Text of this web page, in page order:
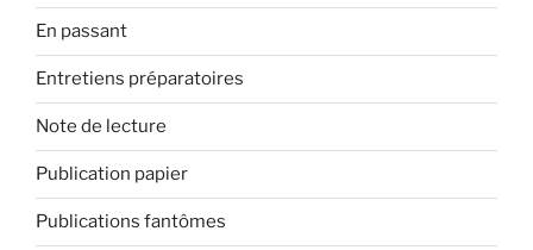
En passant
Entretiens préparatoires
Note de lecture
Publication papier
Publications fantômes